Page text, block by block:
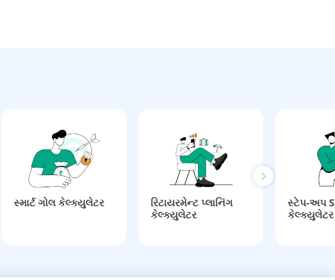
સ્માર્ટ ગોલ કેલ્ક્યુલેટર
રિટાયરમેન્ટ પ્લાનિંગ
કેલ્ક્યુલેટર​
સ્ટેપ-અપ
કેલ્ક્યુલેટર
Next slide